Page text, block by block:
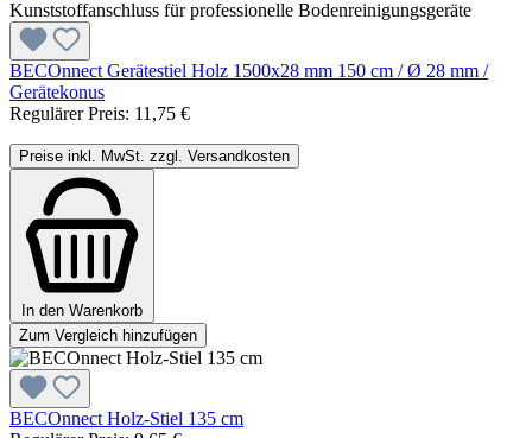
BECOnnect Gerätestiel Holz 1500x28 mm 150 cm / Ø 28 mm /
Gerätekonus
Regulärer Preis: 11,75 €
Preise inkl. MwSt. zzgl. Versandkosten
In den Warenkorb
Zum Vergleich hinzufügen
BECOnnect Holz-Stiel 135 cm